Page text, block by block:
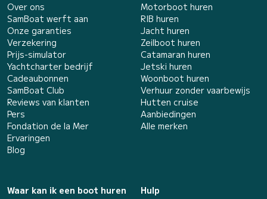
Over ons
SamBoat werft aan
Onze garanties
Verzekering
Prijs-simulator
Yachtcharter bedrijf
Cadeaubonnen
SamBoat Club
Reviews van klanten
Pers
Fondation de la Mer
Ervaringen
Blog
Motorboot huren
RIB huren
Jacht huren
Zeilboot huren
Catamaran huren
Jetski huren
Woonboot huren
Verhuur zonder vaarbewijs
Hutten cruise
Aanbiedingen
Alle merken
Waar kan ik een boot huren
Hulp